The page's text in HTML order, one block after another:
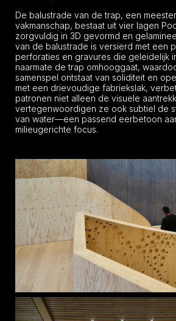
De balustrade van de trap, een
vakmanschap, bestaat uit vier lagen
zorgvuldig in 3D gevormd en
van de balustrade is versierd met een
perforaties en gravures die geleidelijk
naarmate de trap omhooggaat,
samenspel ontstaat van soliditeit en
met een drievoudige fabriekslak,
patronen niet alleen de visuele
vertegenwoordigen ze ook subtiel de
van water—een passend eerbetoon
milieugerichte focus.